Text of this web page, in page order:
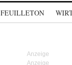
FEUILLETON